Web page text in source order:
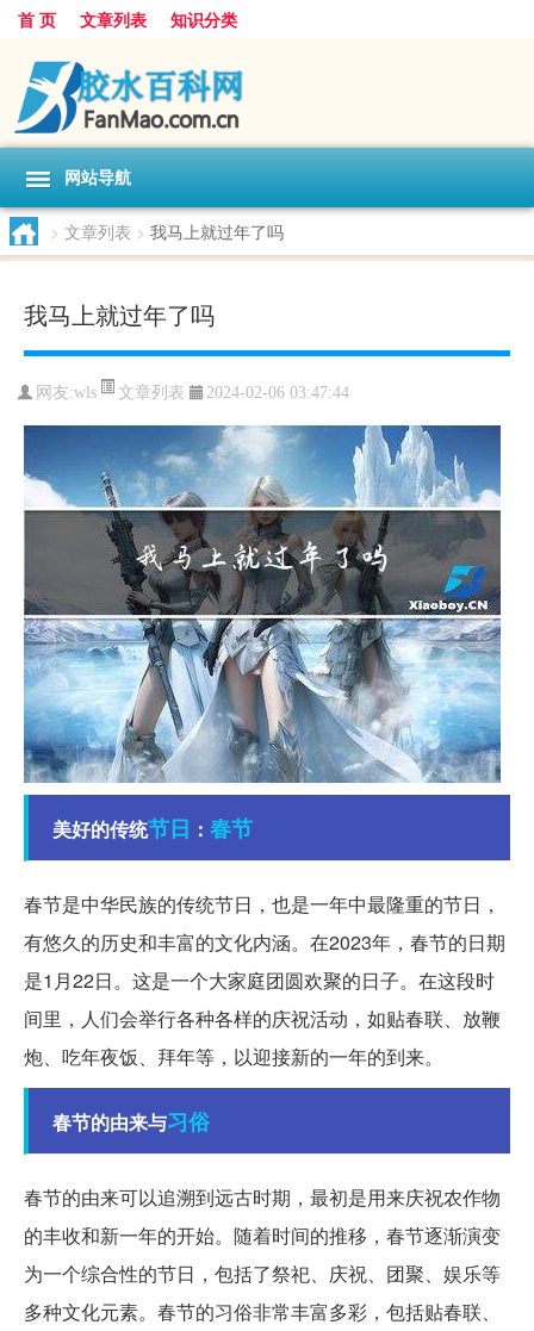
首 页 文章列表 知识分类
网站导航
> 文章列表 > 我马上就过年了吗
我马上就过年了吗
网友:wls 文章列表 2024-02-06 03:47:44
美好的传统节日 ： 春节
春节是中华民族的传统节日，也是一年中最隆重的节日，
有悠久的历史和丰富的文化内涵。在2023年，春节的日期
是1月22日。这是一个大家庭团圆欢聚的日子。在这段时
间里，人们会举行各种各样的庆祝活动，如贴春联、放鞭
炮、吃年夜饭、拜年等，以迎接新的一年的到来。
春节的由来与习俗
春节的由来可以追溯到远古时期，最初是用来庆祝农作物
的丰收和新一年的开始。随着时间的推移，春节逐渐演变
为一个综合性的节日，包括了祭祀、庆祝、团聚、娱乐等
多种文化元素。春节的习俗非常丰富多彩，包括贴春联、